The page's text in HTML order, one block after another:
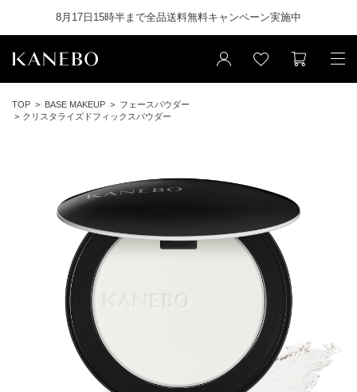
8月17日15時半まで全品送料無料キャンペーン実施中
TOP BASE MAKEUP
フェースパウダー
クリスタライズドフィックスパウダー